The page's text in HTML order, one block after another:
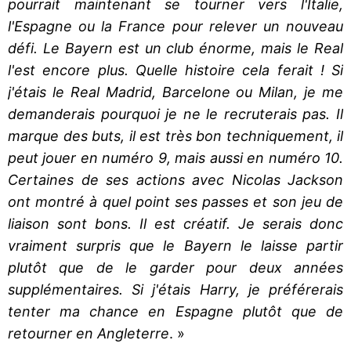
pourrait maintenant se tourner vers l'Italie,
l'Espagne ou la France pour relever un nouveau
défi. Le Bayern est un club énorme, mais le Real
l'est encore plus. Quelle histoire cela ferait ! Si
j'étais le Real Madrid, Barcelone ou Milan, je me
demanderais pourquoi je ne le recruterais pas. Il
marque des buts, il est très bon techniquement, il
peut jouer en numéro 9, mais aussi en numéro 10.
Certaines de ses actions avec Nicolas Jackson
ont montré à quel point ses passes et son jeu de
liaison sont bons. Il est créatif. Je serais donc
vraiment surpris que le Bayern le laisse partir
plutôt que de le garder pour deux années
supplémentaires. Si j'étais Harry, je préférerais
tenter ma chance en Espagne plutôt que de
retourner en Angleterre. »